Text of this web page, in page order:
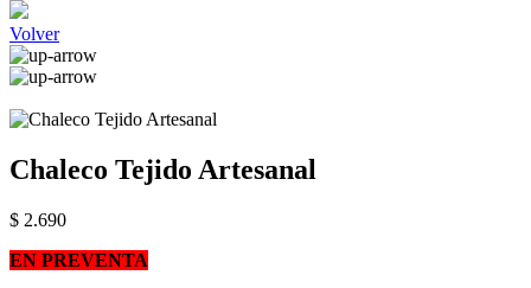
Volver
Chaleco Tejido Artesanal
$ 2.690
EN PREVENTA